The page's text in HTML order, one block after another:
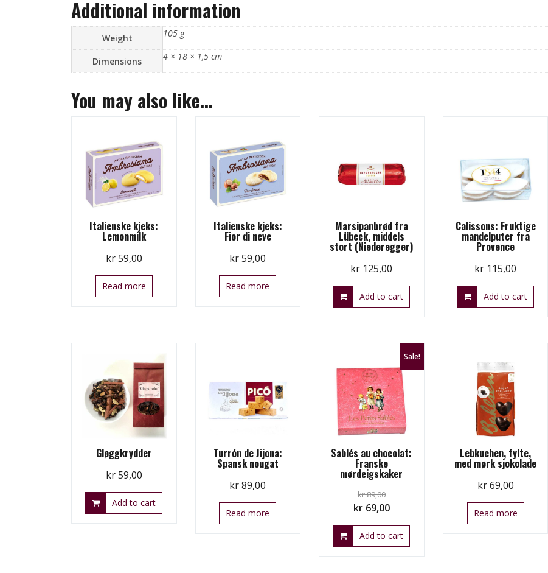
Additional information
Weight 105 g
Dimensions 4 × 18 × 1,5 cm
You may also like…
Italienske kjeks:
Lemonmilk
kr59,00
Read more
Italienske kjeks:
Fior di neve
kr59,00
Read more
Marsipanbrød fra
Lübeck, middels
stort (Niederegger)
kr 125,00
Add to cart
Calissons: Fruktige
mandelputer fra
Provence
kr 115,00
Add to cart
Gløggkrydder
kr59,00
Add to cart
Turrón de Jijona:
Spansk nougat
kr89,00
Read more
Sale!
Sablés au chocolat:
Franske
mørdeigskaker
kr89,00
Original
price
was:
kr69,00Current
price
is:
Add to cart
Lebkuchen, fylte,
med mørk sjokolade
kr69,00
Read more